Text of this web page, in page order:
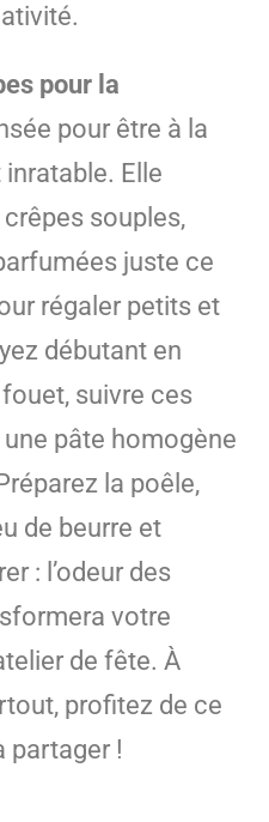
pour la
pour être à la
Elle
souples,
juste ce
régaler petits et
débutant en
suivre ces
pâte homogène
la poêle,
de beurre et
: l’odeur des
votre
de fête. À
profitez de ce
partager !